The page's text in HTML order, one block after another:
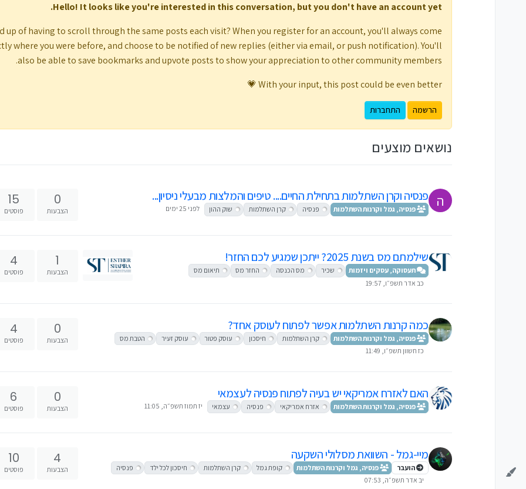
Hello! It looks like you're interested in this conversation, but you don't have an account yet.
up of having to scroll through the same posts each visit? When you register for an account, you'll always come
where you were before, and choose to be notified of new replies (either via email, or push notification). You'll
also be able to save bookmarks and upvote posts to show your appreciation to other community members.
With your input, this post could be even better 💗
הרשמה התחברות
נושאים מוצעים
ה פנסיה וקרן השתלמות בתחילת החיים.... טיפים והמלצות מבעלי ניסיון...
פנסיה, גמל וקרנות השתלמות פנסיה קרן השתלמות שוק ההון לפני 25 ימים
0
הצבעות
15
פוסטים
שילמתם מס בשנת 2025? ייתכן שמגיע לכם החזר!
תעסוקה, עסקים ויזמות שכיר מס הכנסה החזר מס
תיאום מס
כב אדר תשפ״ו, 19:57
1
הצבעות
4
פוסטים
כמה קרנות השתלמות אפשר לפתוח לעוסק אחד?
פנסיה, גמל וקרנות השתלמות קרן השתלמות חיסכון עוסק פטור עוסק זעיר
הטבת מס
כז חשוון תשפ״ו, 11:49
0
הצבעות
4
פוסטים
האם לאזרח אמריקאי יש בעיה לפתוח פנסיה לעצמאי
פנסיה, גמל וקרנות השתלמות אזרח אמריקאי פנסיה עצמאי יז תמוז תשפ״ה, 11:05
0
הצבעות
6
פוסטים
מיי-גמל - השוואת מסלולי השקעה
הועבר פנסיה, גמל וקרנות השתלמות קופת גמל קרן השתלמות חיסכון לכל ילד
פנסיה
יב אדר תשפ״ה, 07:53
4
הצבעות
10
פוסטים